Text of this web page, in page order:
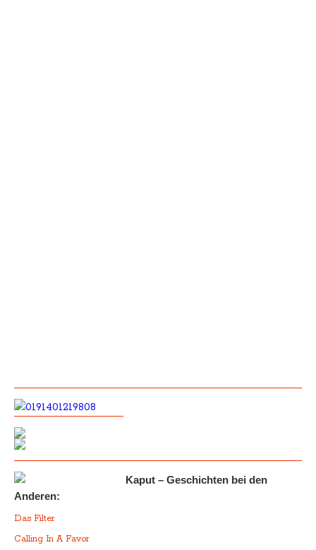
Kaput – Geschichten bei den
Anderen:
Das Filter
Calling In A Favor